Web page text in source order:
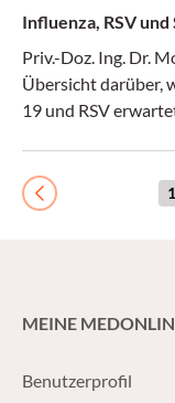
Influenza, RSV
Priv.-Doz. Ing. Dr.
Übersicht darüber,
19 und RSV
Previous 1
MEINE
Benutzerprofil